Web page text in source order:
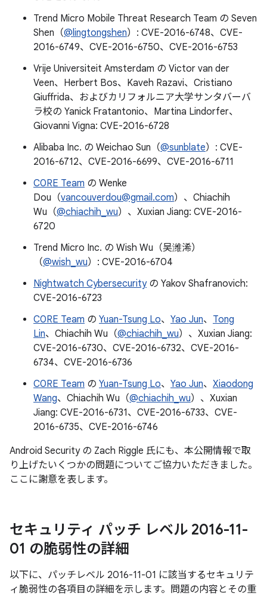
Trend Micro Mobile Threat Research Team の Seven
Shen（@lingtongshen）: CVE-2016-6748、CVE-
2016-6749、CVE-2016-6750、CVE-2016-6753
Vrije Universiteit Amsterdam の Victor van der
Veen、Herbert Bos、Kaveh Razavi、Cristiano
Giuffrida、およびカリフォルニア大学サンタバーバ
ラ校の Yanick Fratantonio、Martina Lindorfer、
Giovanni Vigna: CVE-2016-6728
Alibaba Inc. の Weichao Sun（@sunblate）: CVE-
2016-6712、CVE-2016-6699、CVE-2016-6711
C0RE Team の Wenke
Dou（vancouverdou@gmail.com）、Chiachih
Wu（@chiachih_wu）、Xuxian Jiang: CVE-2016-
6720
Trend Micro Inc. の Wish Wu（吴潍浠）
（@wish_wu）: CVE-2016-6704
Nightwatch Cybersecurityの Yakov Shafranovich:
CVE-2016-6723
C0RE Team の Yuan-Tsung Lo、 Yao Jun、 Tong
Lin、Chiachih Wu（@chiachih_wu）、Xuxian Jiang:
CVE-2016-6730、CVE-2016-6732、CVE-2016-
6734、CVE-2016-6736
C0RE Team の Yuan-Tsung Lo、 Yao Jun、 Xiaodong
Wang、Chiachih Wu（@chiachih_wu）、Xuxian
Jiang: CVE-2016-6731、CVE-2016-6733、CVE-
2016-6735、CVE-2016-6746
Android Security の Zach Riggle 氏にも、本公開情報で取
り上げたいくつかの問題についてご協力いただきました。
ここに謝意を表します。
セキュリティ パッチ レベル 2016-11-
01 の脆弱性の詳細
以下に、パッチレベル 2016-11-01 に該当するセキュリテ
ィ脆弱性の各項目の詳細を示します。問題の内容とその重